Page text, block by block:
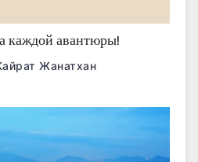
авантюры!
Жанатхан